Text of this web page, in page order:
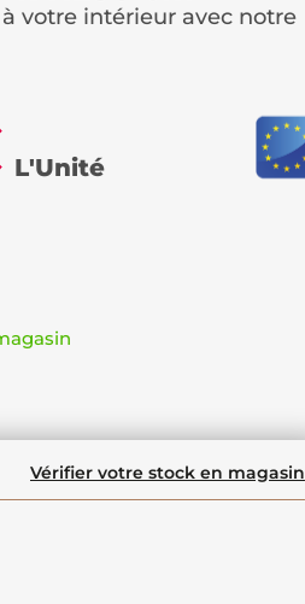
votre intérieur avec notre
L'Unité
Vérifier votre stock en magasin